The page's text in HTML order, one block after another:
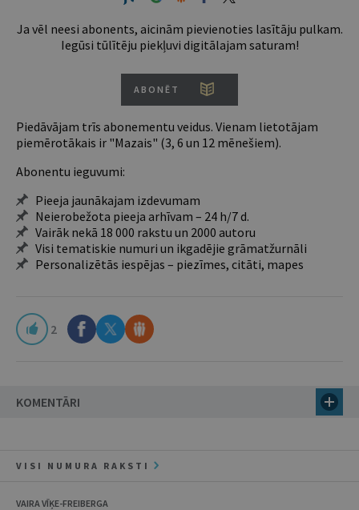
Ja vēl neesi abonents, aicinām pievienoties lasītāju pulkam.
Iegūsi tūlītēju piekļuvi digitālajam saturam!
ABONĒT
Piedāvājam trīs abonementu veidus. Vienam lietotājam
piemērotākais ir "Mazais" (3, 6 un 12 mēnešiem).
Abonentu ieguvumi:
Pieeja jaunākajam izdevumam
Neierobežota pieeja arhīvam – 24 h/7 d.
Vairāk nekā 18 000 rakstu un 2000 autoru
Visi tematiskie numuri un ikgadējie grāmatžurnāli
Personalizētās iespējas – piezīmes, citāti, mapes
2
KOMENTĀRI
VISI NUMURA RAKSTI
VAIRA VĪĶE-FREIBERGA